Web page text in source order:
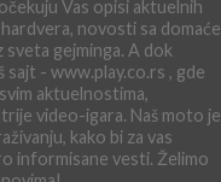
Vas opisi aktuelnih
novosti sa domaće
gejminga. A dok
sajt - www.play.co.rs , gde
aktuelnostima,
video-igara. Naš moto je
kako bi za vas
informisane vesti. Želimo